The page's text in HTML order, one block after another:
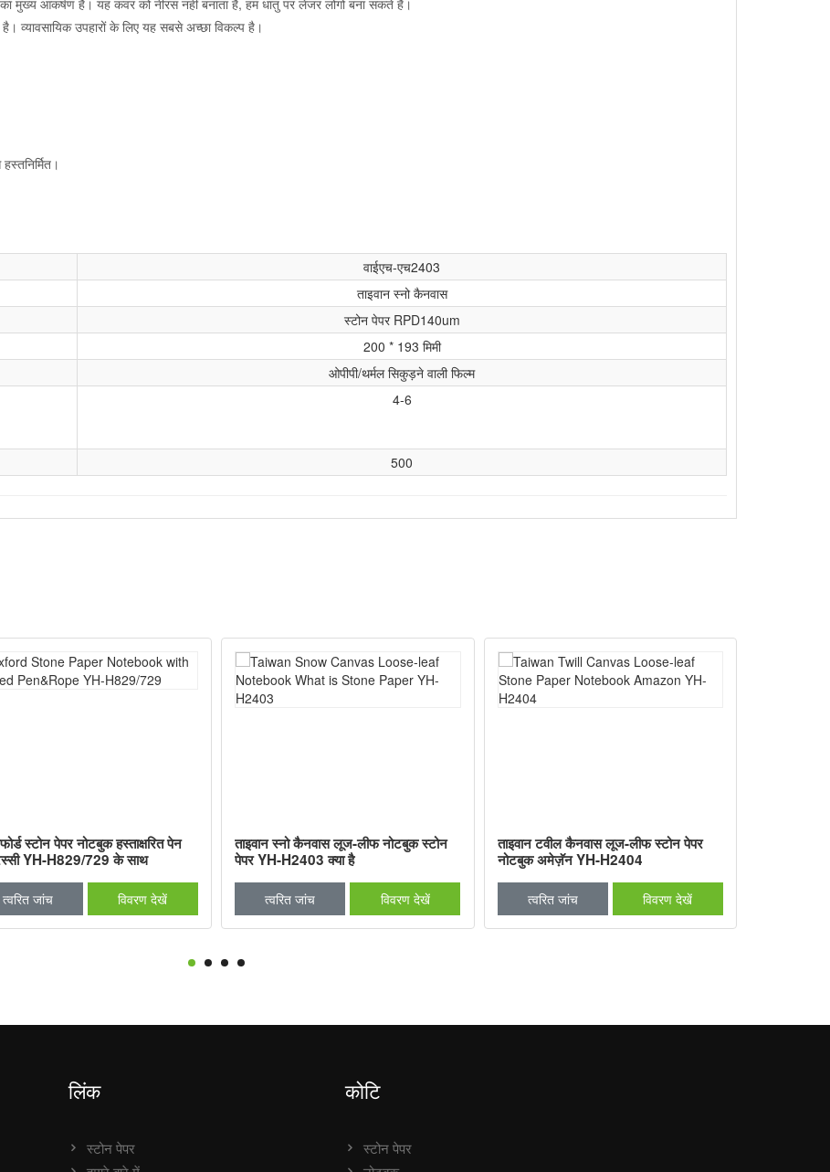
आकर्षण है। यह कवर को नीरस नहीं बनाता है, हम धातु पर लेजर लोगो बना सकते हैं।
उपहारों के लिए यह सबसे अच्छा विकल्प है।
वाईएच-एच2403
ताइवान स्नो कैनवास
स्टोन पेपर RPD140um
200 * 193 मिमी
ओपीपी/थर्मल सिकुड़ने वाली फिल्म
4-6
500
स्टोन पेपर नोटबुक हस्ताक्षरित पेन
YH-H829/729 के साथ
त्वरित जांच विवरण देखें
ताइवान स्नो कैनवास लूज-लीफ नोटबुक स्टोन
पेपर YH-H2403 क्या है
त्वरित जांच विवरण देखें
ताइवान टवील कैनवास लूज-लीफ स्टोन पेपर
नोटबुक अमेज़ॅन YH-H2404
त्वरित जांच विवरण देखें
लिंक
स्टोन पेपर
कोटि
स्टोन पेपर